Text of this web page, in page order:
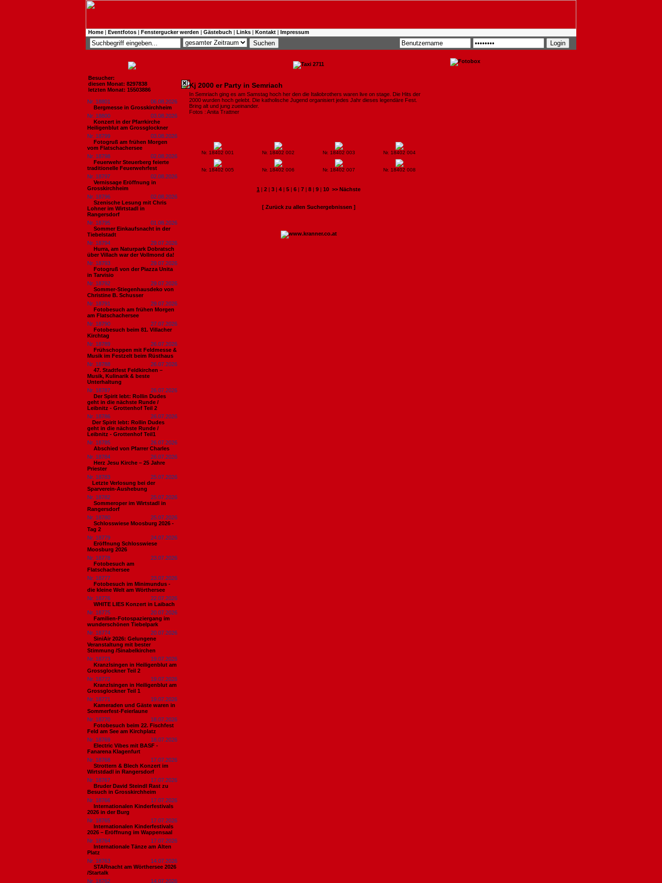
Home | Eventfotos | Fenstergucker werden | Gästebuch | Links | Kontakt | Impressum
Besucher:
diesen Monat: 8297838
letzten Monat: 15503886
Nr. 18801
06.08.2026
Bergmesse in Grosskirchheim
Nr. 18800
03.08.2026
Konzert in der Pfarrkirche
Heiligenblut am Grossglockner
Nr. 18799
03.08.2026
Fotogruß am frühen Morgen
vom Flatschachersee
Nr. 18798
02.08.2026
Feuerwehr Steuerberg feierte
traditionelle Feuerwehrfest
Nr. 18797
02.08.2026
Vernissage Eröffnung in
Grosskirchheim
Nr. 18796
02.08.2026
Szenische Lesung mit Chris
Lohner im Wirtstadl in
Rangersdorf
Nr. 18795
01.08.2026
Sommer Einkaufsnacht in der
Tiebelstadt
Nr. 18794
29.07.2026
Hurra, am Naturpark Dobratsch
über Villach war der Vollmond da!
Nr. 18793
29.07.2026
Fotogruß von der Piazza Unita
in Tarvisio
Nr. 18792
29.07.2026
Sommer-Stiegenhausdeko von
Christine B. Schusser
Nr. 18791
29.07.2026
Fotobesuch am frühen Morgen
am Flatschachersee
Nr. 18790
27.07.2026
Fotobesuch beim 81. Villacher
Kirchtag
Nr. 18789
26.07.2026
Frühschoppen mit Feldmesse &
Musik im Festzelt beim Rüsthaus
Nr. 18788
26.07.2026
47. Stadtfest Feldkirchen –
Musik, Kulinarik & beste
Unterhaltung
Nr. 18787
26.07.2026
Der Spirit lebt: Rollin Dudes
geht in die nächste Runde /
Leibnitz - Grottenhof Teil 2
Nr. 18786
26.07.2026
​Der Spirit lebt: Rollin Dudes
geht in die nächste Runde /
Leibnitz - Grottenhof Teil1
Nr. 18785
26.07.2026
Abschied von Pfarrer Charles
Nr. 18784
26.07.2026
Herz Jesu Kirche – 25 Jahre
Priester
Nr. 18783
25.07.2026
​Letzte Verlosung bei der
Sparverein-Aushebung
Nr. 18782
25.07.2026
Sommeroper im Wirtstadl in
Rangersdorf
Nr. 18780
25.07.2026
Schlosswiese Moosburg 2026 -
Tag 2
Nr. 18779
24.07.2026
Eröffnung Schlosswiese
Moosburg 2026
Nr. 18778
23.07.2026
Fotobesuch am
Flatschachersee
Nr. 18777
23.07.2026
Fotobesuch im Minimundus -
die kleine Welt am Wörthersee
Nr. 18776
22.07.2026
WHITE LIES Konzert in Laibach
Nr. 18775
20.07.2026
Familien-Fotospaziergang im
wunderschönen Tiebelpark
Nr. 18774
20.07.2026
SiniAir 2026: Gelungene
Veranstaltung mit bester
Stimmung /Sinabelkirchen
Nr. 18773
19.07.2026
Kranzlsingen in Heiligenblut am
Grossglockner Teil 2
Nr. 18772
19.07.2026
Kranzlsingen in Heiligenblut am
Grossglockner Teil 1
Nr. 18771
19.07.2026
Kameraden und Gäste waren in
Sommerfest-Feierlaune
Nr. 18770
18.07.2026
Fotobesuch beim 22. Fischfest
Feld am See am Kirchplatz
Nr. 18769
18.07.2026
Electric Vibes mit BASF -
Fanarena Klagenfurt
Nr. 18768
17.07.2026
Strottern & Blech Konzert im
Wirtstdadl in Rangersdorf
Nr. 18767
17.07.2026
Bruder David Steindl Rast zu
Besuch in Grosskirchheim
Nr. 18766
17.07.2026
Internationalen Kinderfestivals
2026 in der Burg
Nr. 18765
17.07.2026
Internationalen Kinderfestivals
2026 – Eröffnung im Wappensaal
Nr. 18764
17.07.2026
Internationale Tänze am Alten
Platz
Nr. 18763
14.07.2026
STARnacht am Wörthersee 2026
/Startalk
Nr. 18762
14.07.2026
Kj 2000 er Party in Semriach
In Semriach ging es am Samstag hoch her den die Italiobrothers waren live on stage. Die Hits der
2000 wurden hoch gelebt. Die katholische Jugend organisiert jedes Jahr dieses legendäre Fest.
Bring alt und jung zueinander.
Fotos : Anita Trattner
Nr. 18402 001 Nr. 18402 002 Nr. 18402 003 Nr. 18402 004
Nr. 18402 005 Nr. 18402 006 Nr. 18402 007 Nr. 18402 008
1 | 2 | 3 | 4 | 5 | 6 | 7 | 8 | 9 | 10 >> Nächste
[ Zurück zu allen Suchergebnissen ]